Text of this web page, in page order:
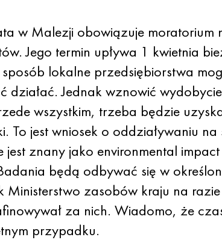
w Malezji obowiązuje moratorium
Jego termin upływa 1 kwietnia
lokalne przedsiębiorstwa
działać. Jednak wznowić
wszystkim, trzeba będzie
To jest wniosek o oddziaływaniu
jest znany jako environmental impact
będą odbywać się w
Ministerstwo zasobów kraju na
za nich. Wiadomo, że
przypadku.